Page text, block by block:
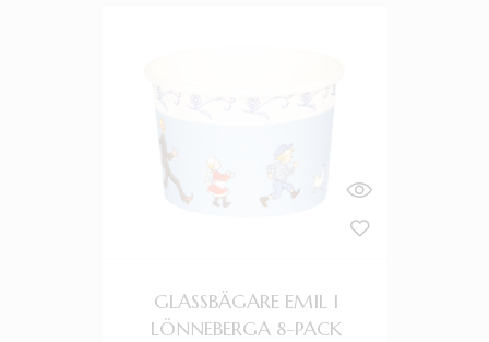
GLASSBÄGARE EMIL I
LÖNNEBERGA 8-PACK